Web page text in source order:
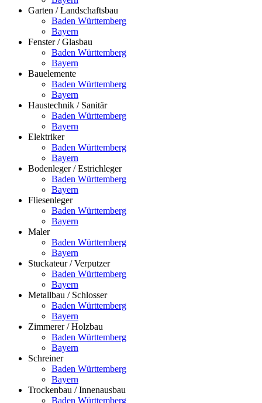
Garten / Landschaftsbau
Baden Württemberg
Bayern
Fenster / Glasbau
Baden Württemberg
Bayern
Bauelemente
Baden Württemberg
Bayern
Haustechnik / Sanitär
Baden Württemberg
Bayern
Elektriker
Baden Württemberg
Bayern
Bodenleger / Estrichleger
Baden Württemberg
Bayern
Fliesenleger
Baden Württemberg
Bayern
Maler
Baden Württemberg
Bayern
Stuckateur / Verputzer
Baden Württemberg
Bayern
Metallbau / Schlosser
Baden Württemberg
Bayern
Zimmerer / Holzbau
Baden Württemberg
Bayern
Schreiner
Baden Württemberg
Bayern
Trockenbau / Innenausbau
Baden Württemberg